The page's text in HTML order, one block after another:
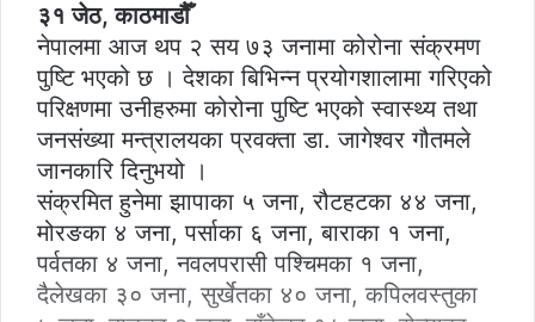
३१ जेठ, काठमाडौैँ
नेपालमा आज थप २ सय ७३ जनामा कोरोना संक्रमण
पुष्टि भएको छ । देशका बिभिन्न प्रयोगशालामा गरिएको
परिक्षणमा उनीहरुमा कोरोना पुष्टि भएको स्वास्थ्य तथा
जनसंख्या मन्त्रालयका प्रवक्ता डा. जागेश्वर गौतमले
जानकारि दिनुभयो ।
संक्रमित हुनेमा झापाका ५ जना, रौटहटका ४४ जना,
मोरङका ४ जना, पर्साका ६ जना, बाराका १ जना,
पर्वतका ४ जना, नवलपरासी पश्चिमका १ जना,
दैलेखका ३० जना, सुर्खेतका ४० जना, कपिलवस्तुका